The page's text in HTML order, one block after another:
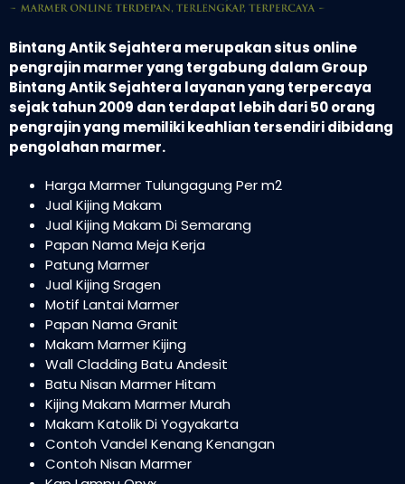
Bintang Antik Sejahtera merupakan situs online
pengrajin marmer yang tergabung dalam Group
Bintang Antik Sejahtera layanan yang terpercaya
sejak tahun 2009 dan terdapat lebih dari 50 orang
pengrajin yang memiliki keahlian tersendiri dibidang
pengolahan marmer.
Harga Marmer Tulungagung Per m2
Jual Kijing Makam
Jual Kijing Makam Di Semarang
Papan Nama Meja Kerja
Patung Marmer
Jual Kijing Sragen
Motif Lantai Marmer
Papan Nama Granit
Makam Marmer Kijing
Wall Cladding Batu Andesit
Batu Nisan Marmer Hitam
Kijing Makam Marmer Murah
Makam Katolik Di Yogyakarta
Contoh Vandel Kenang Kenangan
Contoh Nisan Marmer